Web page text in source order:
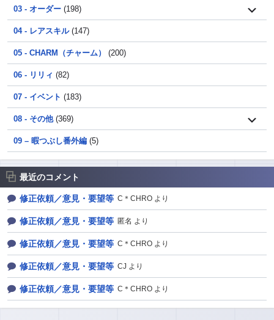
03 - オーダー (198)
04 - レアスキル(147)
05 - CHARM（チャーム） (200)
06 - リリィ (82)
07 - イベント (183)
08 - その他(369)
09 – 暇つぶし番外編 (5)
最近のコメント
修正依頼／意見・要望等 C＊CHRO より
修正依頼／意見・要望等 匿名 より
修正依頼／意見・要望等 C＊CHRO より
修正依頼／意見・要望等 CJ より
修正依頼／意見・要望等 C＊CHRO より